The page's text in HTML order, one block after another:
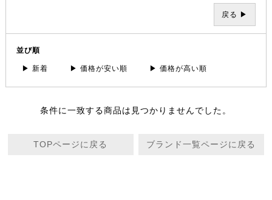
戻る ▶
並び順
▶ 新着 ▶ 価格が安い順 ▶ 価格が高い順
条件に一致する商品は見つかりませんでした。
TOPページに戻る ブランド一覧ページに戻る